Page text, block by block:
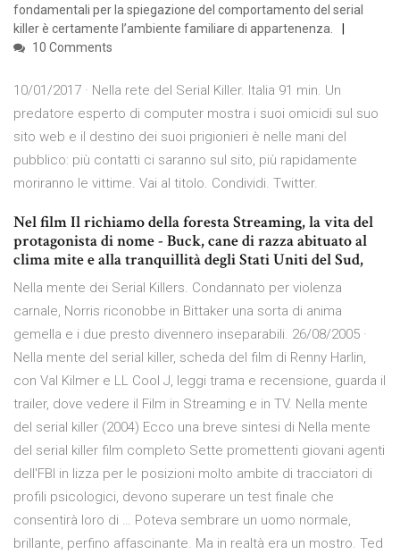
fondamentali per la spiegazione del comportamento del serial
killer è certamente l’ambiente familiare di appartenenza.
10 Comments
10/01/2017 · Nella rete del Serial Killer. Italia 91 min. Un
predatore esperto di computer mostra i suoi omicidi sul suo
sito web e il destino dei suoi prigionieri è nelle mani del
pubblico: più contatti ci saranno sul sito, più rapidamente
moriranno le vittime. Vai al titolo. Condividi. Twitter.
Nel film Il richiamo della foresta Streaming, la vita del
protagonista di nome - Buck, cane di razza abituato al
clima mite e alla tranquillità degli Stati Uniti del Sud,
Nella mente dei Serial Killers. Condannato per violenza
carnale, Norris riconobbe in Bittaker una sorta di anima
gemella e i due presto divennero inseparabili. 26/08/2005 ·
Nella mente del serial killer, scheda del film di Renny Harlin,
con Val Kilmer e LL Cool J, leggi trama e recensione, guarda il
trailer, dove vedere il Film in Streaming e in TV. Nella mente
del serial killer (2004) Ecco una breve sintesi di Nella mente
del serial killer film completo Sette promettenti giovani agenti
dell'FBI in lizza per le posizioni molto ambite di tracciatori di
profili psicologici, devono superare un test finale che
consentirà loro di … Poteva sembrare un uomo normale,
brillante, perfino affascinante. Ma in realtà era un mostro. Ted